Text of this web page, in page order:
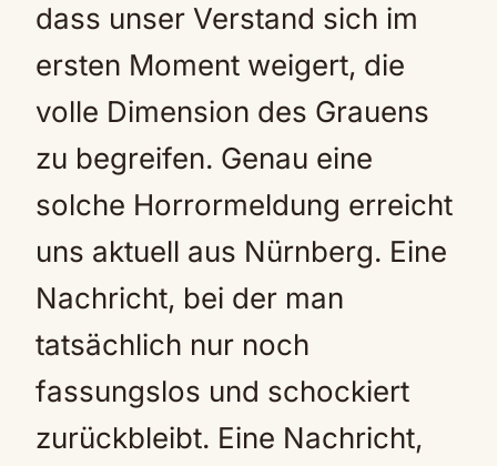
dass unser Verstand sich im
ersten Moment weigert, die
volle Dimension des Grauens
zu begreifen. Genau eine
solche Horrormeldung erreicht
uns aktuell aus Nürnberg. Eine
Nachricht, bei der man
tatsächlich nur noch
fassungslos und schockiert
zurückbleibt. Eine Nachricht,